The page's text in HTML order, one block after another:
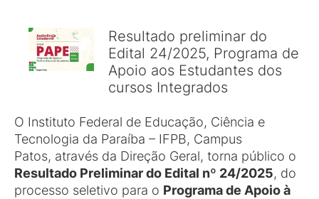
Resultado preliminar do
Edital 24/2025, Programa de
Apoio aos Estudantes dos
cursos Integrados
O Instituto Federal de Educação, Ciência e
Tecnologia da Paraíba – IFPB, Campus
Patos, através da Direção Geral, torna público o
Resultado Preliminar do Edital nº 24/2025, do
processo seletivo para o Programa de Apoio à